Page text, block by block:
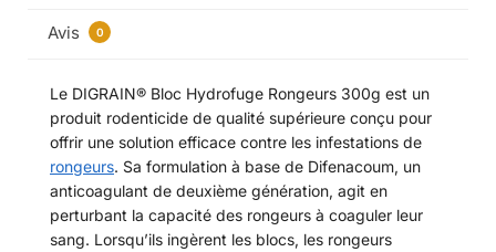
Avis 0
Le DIGRAIN® Bloc Hydrofuge Rongeurs 300g est un
produit rodenticide de qualité supérieure conçu pour
offrir une solution efficace contre les infestations de
rongeurs. Sa formulation à base de Difenacoum, un
anticoagulant de deuxième génération, agit en
perturbant la capacité des rongeurs à coaguler leur
sang. Lorsqu’ils ingèrent les blocs, les rongeurs